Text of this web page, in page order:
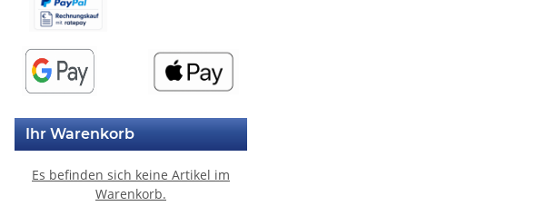
Ihr Warenkorb
Es befinden sich keine Artikel im
Warenkorb.